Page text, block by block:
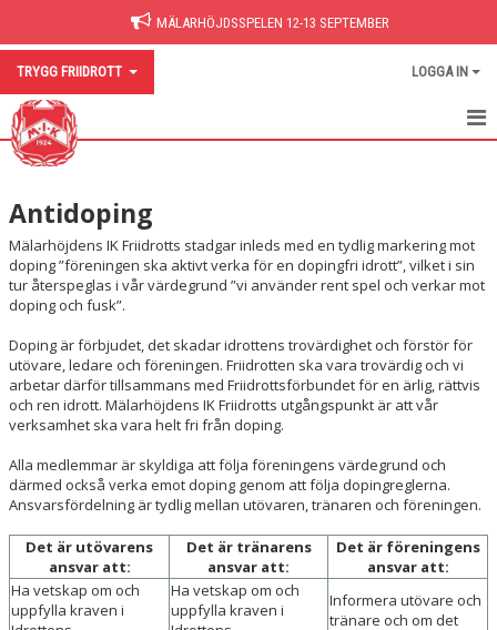
MÄLARHÖJDSSPELEN 12-13 SEPTEMBER
TRYGG FRIIDROTT LOGGA IN
VÄRDEGRUND
TRYGGHETSARBETE
OLYCKOR
BRAND
BILTRANSPORTER
LIVRÄDDNING OCH HLR
STÖD OCH RÅDGIVNING
Antidoping
Mälarhöjdens IK Friidrotts stadgar inleds med en tydlig markering mot
doping ”föreningen ska aktivt verka för en dopingfri idrott”, vilket i sin
tur återspeglas i vår värdegrund ”vi använder rent spel och verkar mot
doping och fusk”.
Doping är förbjudet, det skadar idrottens trovärdighet och förstör för
utövare, ledare och föreningen. Friidrotten ska vara trovärdig och vi
arbetar därför tillsammans med Friidrottsförbundet för en ärlig, rättvis
och ren idrott. Mälarhöjdens IK Friidrotts utgångspunkt är att vår
verksamhet ska vara helt fri från doping.
Alla medlemmar är skyldiga att följa föreningens värdegrund och
därmed också verka emot doping genom att följa dopingreglerna.
Ansvarsfördelning är tydlig mellan utövaren, tränaren och föreningen.
Det är utövarens
ansvar att:
Det är tränarens
ansvar att:
Det är föreningens
ansvar att:
Ha vetskap om och
uppfylla kraven i
Ha vetskap om och
uppfylla kraven i
Informera utövare och
tränare och om det